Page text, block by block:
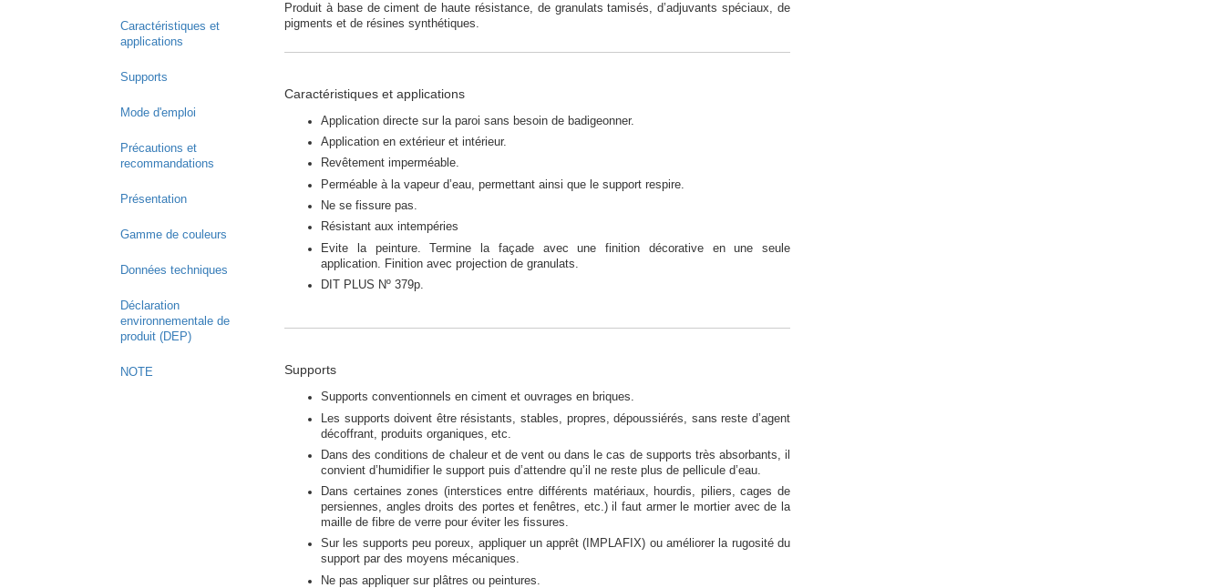
Caractéristiques et
applications
Supports
Mode d'emploi
Précautions et
recommandations
Présentation
Gamme de couleurs
Données techniques
Déclaration
environnementale de
produit (DEP)
NOTE
Produit à base de ciment de haute résistance, de granulats tamisés, d’adjuvants spéciaux, de
pigments et de résines synthétiques.
Caractéristiques et applications
Application directe sur la paroi sans besoin de badigeonner.
Application en extérieur et intérieur.
Revêtement imperméable.
Perméable à la vapeur d’eau, permettant ainsi que le support respire.
Ne se fissure pas.
Résistant aux intempéries
Evite la peinture. Termine la façade avec une finition décorative en une seule
application. Finition avec projection de granulats.
DIT PLUS Nº 379p.
Supports
Supports conventionnels en ciment et ouvrages en briques.
Les supports doivent être résistants, stables, propres, dépoussiérés, sans reste d’agent
décoffrant, produits organiques, etc.
Dans des conditions de chaleur et de vent ou dans le cas de supports très absorbants, il
convient d’humidifier le support puis d’attendre qu’il ne reste plus de pellicule d’eau.
Dans certaines zones (interstices entre différents matériaux, hourdis, piliers, cages de
persiennes, angles droits des portes et fenêtres, etc.) il faut armer le mortier avec de la
maille de fibre de verre pour éviter les fissures.
Sur les supports peu poreux, appliquer un apprêt (IMPLAFIX) ou améliorer la rugosité du
support par des moyens mécaniques.
Ne pas appliquer sur plâtres ou peintures.